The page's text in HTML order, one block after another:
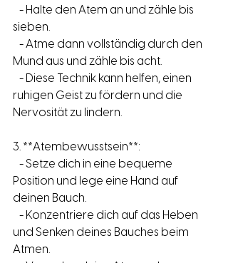
sieben.
Mund aus und zähle bis acht.
ruhigen Geist zu fördern und die
Nervosität zu lindern.
3. **Atembewusstsein**:
Position und lege eine Hand auf
deinen Bauch.
und Senken deines Bauches beim
Atmen.